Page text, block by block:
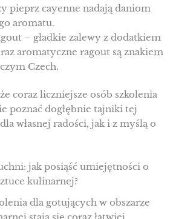
pieprz cayenne nadają daniom
aromatu.
– gładkie zalewy z dodatkiem
aromatyczne ragout są znakiem
Czech.
coraz liczniejsze osób szkolenia
poznać dogłębnie tajniki tej
własnej radości, jak i z myślą o
jak posiąść umiejętności o
kulinarnej?
dla gotujących w obszarze